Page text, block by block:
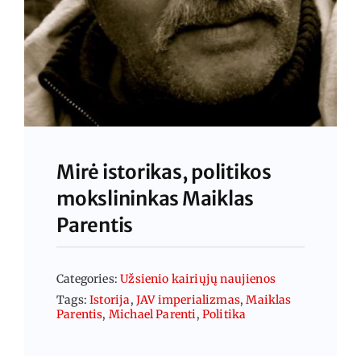
Mirė istorikas, politikos
mokslininkas Maiklas
Parentis
Categories:Užsienio kairiųjų naujienos
Tags:Istorija, JAV imperializmas,Maiklas
Parentis, Michael Parenti, Politika